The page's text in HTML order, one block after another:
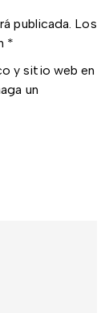
publicada. Los
*
y sitio web en
un